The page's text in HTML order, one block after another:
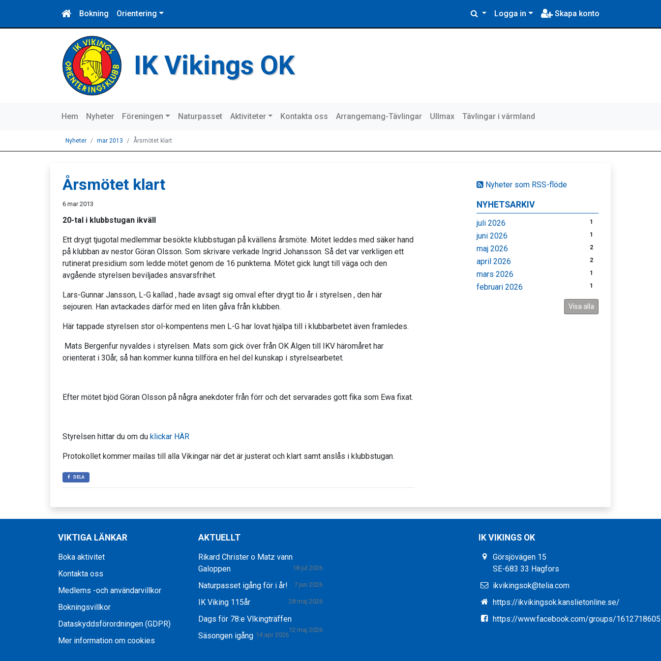
Bokning Orientering Logga in Skapa konto
IK Vikings OK
Hem Nyheter Föreningen Naturpasset Aktiviteter Kontakta oss Arrangemang-Tävlingar Ullmax Tävlingar i värmland
Nyheter mar 2013 Årsmötet klart
Nyheter som RSS-flöde
NYHETSARKIV
juli 2026 1
juni 2026 1
maj 2026 2
april 2026 2
mars 2026 1
februari 2026 1
Visa alla
Årsmötet klart
6 mar 2013
20-tal i klubbstugan ikväll
Ett drygt tjugotal medlemmar besökte klubbstugan på kvällens årsmöte. Mötet leddes med säker hand
på klubban av nestor Göran Olsson. Som skrivare verkade Ingrid Johansson. Så det var verkligen ett
rutinerat presidium som ledde mötet genom de 16 punkterna. Mötet gick lungt till väga och den
avgående styrelsen beviljades ansvarsfrihet.
Lars-Gunnar Jansson, L-G kallad , hade avsagt sig omval efter drygt tio år i styrelsen , den här
sejouren. Han avtackades därför med en liten gåva från klubben.
Här tappade styrelsen stor ol-kompentens men L-G har lovat hjälpa till i klubbarbetet även framledes.
Mats Bergenfur nyvaldes i styrelsen. Mats som gick över från OK Älgen till IKV häromåret har
orienterat i 30år, så han kommer kunna tillföra en hel del kunskap i styrelsearbetet.
Efter mötet bjöd Göran Olsson på några anekdoter från förr och det servarades gott fika som Ewa fixat.
Styrelsen hittar du om du klickar HÄR
Protokollet kommer mailas till alla Vikingar när det är justerat och klart samt anslås i klubbstugan.
DELA
VIKTIGA LÄNKAR
Boka aktivitet
Kontakta oss
Medlems -och användarvillkor
Bokningsvillkor
Dataskyddsförordningen (GDPR)
Mer information om cookies
AKTUELLT
Rikard Christer o Matz vann
Galoppen
18 jul 2026
Naturpasset igång för i år! 7 jun 2026
IK Viking 115år 28 maj 2026
Dags för 78:e VIkingträffen
12 maj 2026
Säsongen igång 14 apr 2026
IK VIKINGS OK
Görsjövägen 15
SE-683 33 Hagfors
ikvikingsok@telia.com
https://ikvikingsok.kanslietonline.se/
https://www.facebook.com/groups/